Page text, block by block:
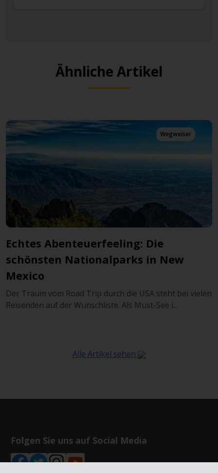
Ähnliche Artikel
Wegweiser
Echtes Abenteuerfeeling: Die
schönsten Nationalparks in New
Mexico
Der Traum vom Road Trip durch die USA steht bei vielen
Reisenden auf der Wunschliste. Als Must-See i...
Alle Artikel sehen
Folgen Sie uns auf Social Media